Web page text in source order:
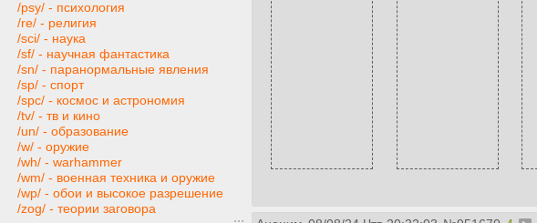
/psy/ - психология
/re/ - религия
/sci/ - наука
/sf/ - научная фантастика
/sn/ - паранормальные явления
/sp/ - спорт
/spc/ - космос и астрономия
/tv/ - тв и кино
/un/ - образование
/w/ - оружие
/wh/ - warhammer
/wm/ - военная техника и оружие
/wp/ - обои и высокое разрешение
/zog/ - теории заговора